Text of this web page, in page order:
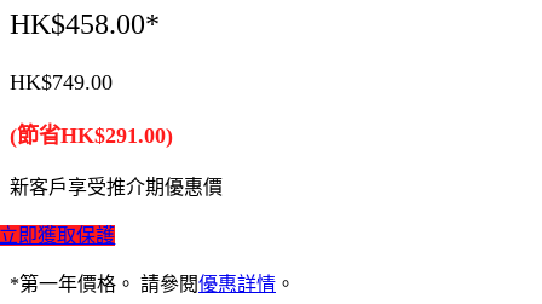
HK$458.00*
HK$749.00
(節省HK$291.00)
新客戶享受推介期優惠價
立即獲取保護
*第一年價格。 請參閱優惠詳情 。